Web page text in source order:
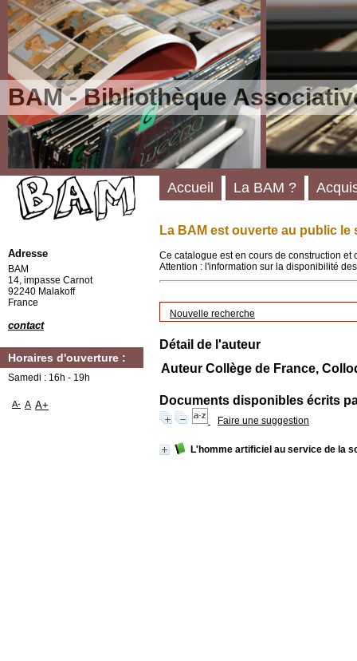
BAM - Bibliothèque
La BAM est ouverte au public le
Ce catalogue est en cours de construction
Attention : l'information sur la disponibilité
Nouvelle recherche
Détail de l'auteur
Auteur Collège de France,
Documents disponibles écrits
Faire une suggestion
L'homme artificiel au service de la
Accueil La BAM ?
Adresse
BAM
14, impasse Carnot
92240 Malakoff
France
contact
Horaires d'ouverture :
Samedi : 16h - 19h
A- A A+